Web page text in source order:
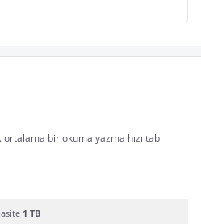
bir okuma yazma hızı tabi
1 TB